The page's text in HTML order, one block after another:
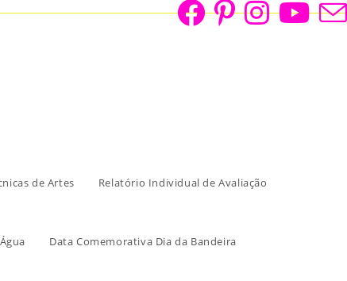
de Artes Relatório Individual de Avaliação
Data Comemorativa Dia da Bandeira